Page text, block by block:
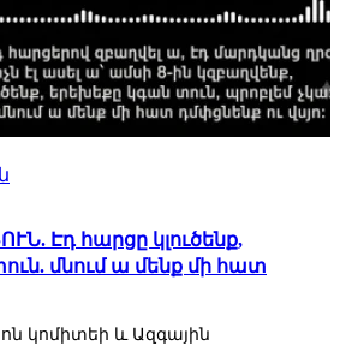
Էդ հարցը կլուծենք,
մնում ա մենք մի հատ
կոմիտեի և Ազգային